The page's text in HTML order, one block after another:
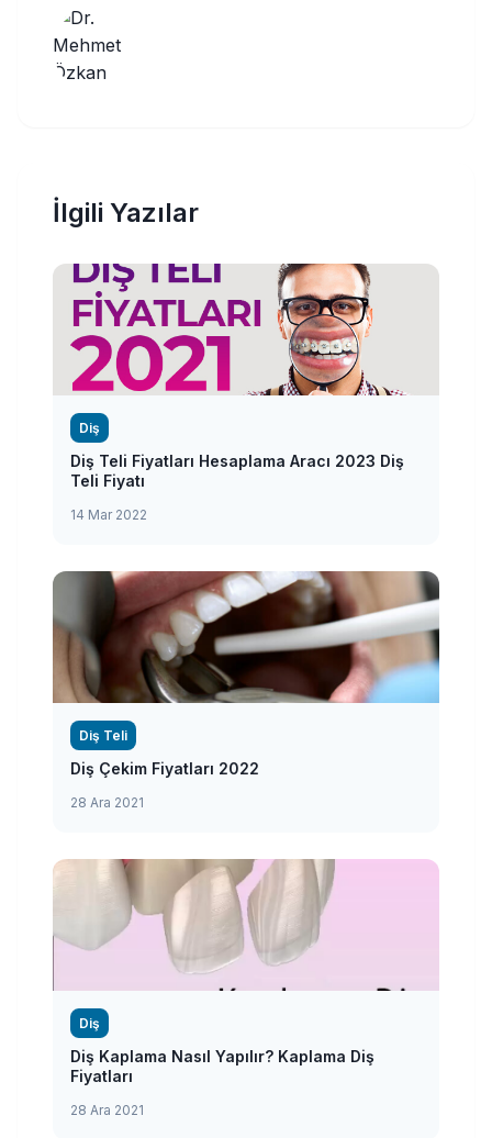
İlgili Yazılar
Diş
Diş Teli Fiyatları Hesaplama Aracı 2023 Diş
Teli Fiyatı
14 Mar 2022
Diş Teli
Diş Çekim Fiyatları 2022
28 Ara 2021
Diş
Diş Kaplama Nasıl Yapılır? Kaplama Diş
Fiyatları
28 Ara 2021